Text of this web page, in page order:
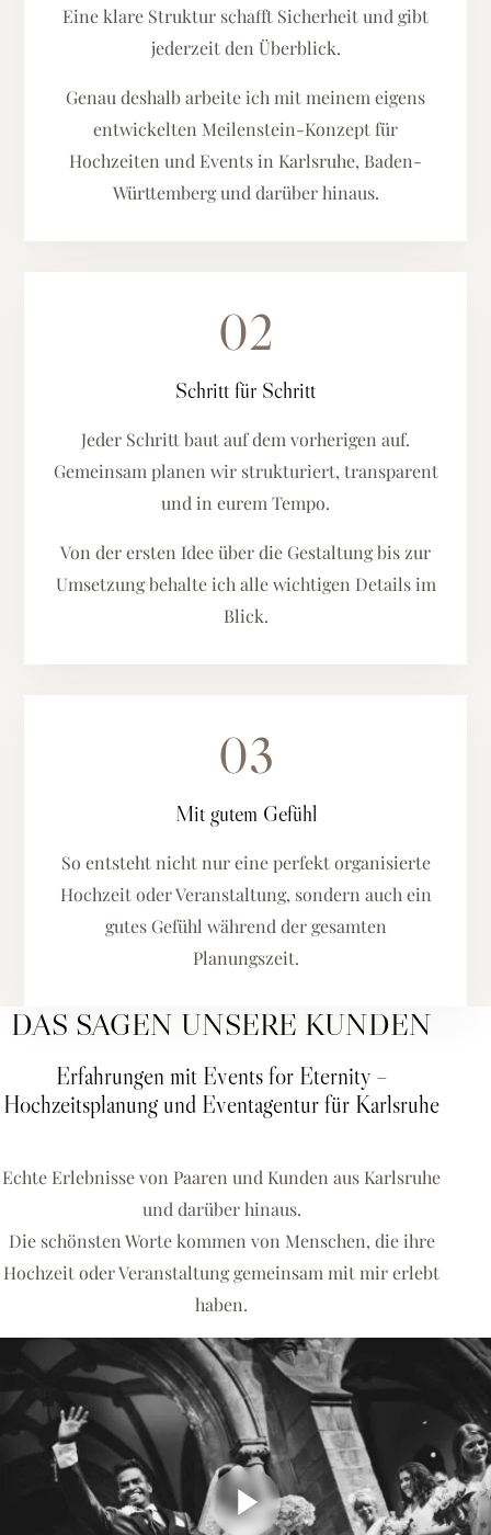
Eine klare Struktur schafft Sicherheit und gibt
jederzeit den Überblick.
Genau deshalb arbeite ich mit meinem eigens
entwickelten Meilenstein-Konzept für
Hochzeiten und Events in Karlsruhe, Baden-
Württemberg und darüber hinaus.
02
Schritt für Schritt
Jeder Schritt baut auf dem vorherigen auf.
Gemeinsam planen wir strukturiert, transparent
und in eurem Tempo.
Von der ersten Idee über die Gestaltung bis zur
Umsetzung behalte ich alle wichtigen Details im
Blick.
03
Mit gutem Gefühl
So entsteht nicht nur eine perfekt organisierte
Hochzeit oder Veranstaltung, sondern auch ein
gutes Gefühl während der gesamten
Planungszeit.
DAS SAGEN UNSERE KUNDEN
Erfahrungen mit Events for Eternity –
Hochzeitsplanung und Eventagentur für Karlsruhe
Echte Erlebnisse von Paaren und Kunden aus Karlsruhe
und darüber hinaus.
Die schönsten Worte kommen von Menschen, die ihre
Hochzeit oder Veranstaltung gemeinsam mit mir erlebt
haben.